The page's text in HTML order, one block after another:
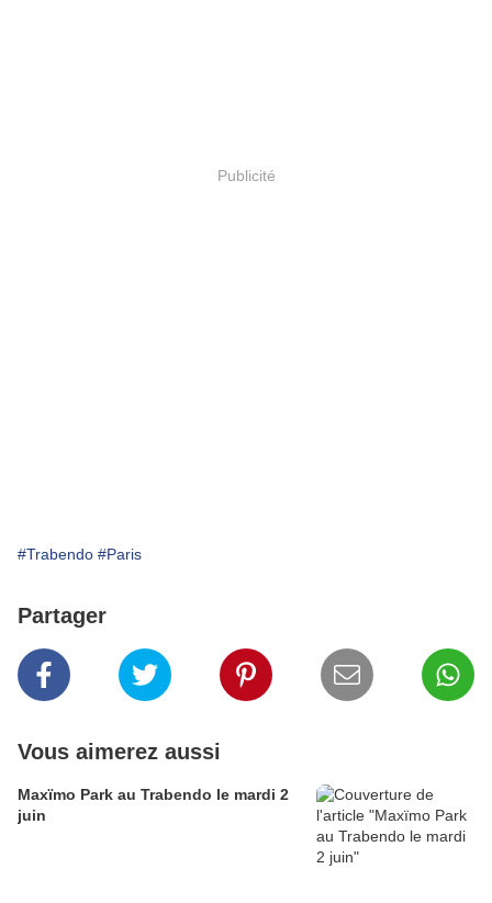
Publicité
#Trabendo #Paris
Partager
Vous aimerez aussi
Maxïmo Park au Trabendo le mardi 2
juin